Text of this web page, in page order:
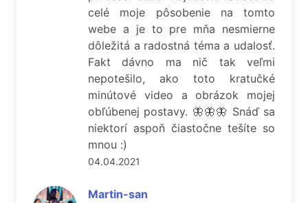
celé moje pôsobenie na tomto
webe a je to pre mňa nesmierne
dôležitá a radostná téma a udalosť.
Fakt dávno ma nič tak veľmi
nepotešilo, ako toto kratučké
minútové video a obrázok mojej
obľúbenej postavy. 🦋🦋🦋 Snáď sa
niektorí aspoň čiastočne tešíte so
mnou :)
04.04.2021
Martin-san